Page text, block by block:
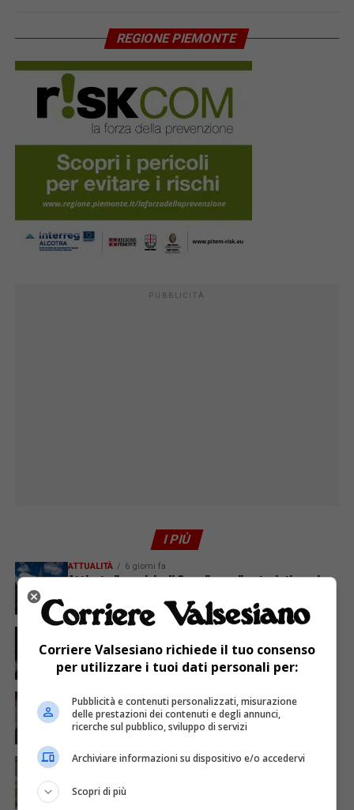
REGIONE PIEMONTE
PUBBLICITÀ
I PIÙ
ATTUALITÀ 6 giorni fa
Attivato il servizio di Guardia medica turistica ad
Sabato 8 agosto in piazza a Varallo Gran Galà Lirico
ATTUALITÀ 5 giorni fa
Auguri alla centenaria Piera Rosa Taddia
ATTUALITÀ 4 giorni fa
stato di calamità naturale
Corriere Valsesiano richiede il tuo consenso
per utilizzare i tuoi dati personali per:
Pubblicità e contenuti personalizzati, misurazione
delle prestazioni dei contenuti e degli annunci,
ricerche sul pubblico, sviluppo di servizi
Archiviare informazioni su dispositivo e/o accedervi
Scopri di più